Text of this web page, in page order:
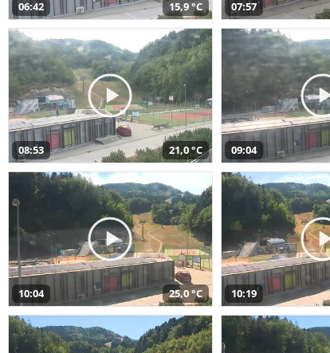
06:42 15,9 °C 07:57
08:53 21,0 °C 09:04
10:04 25,0 °C 10:19